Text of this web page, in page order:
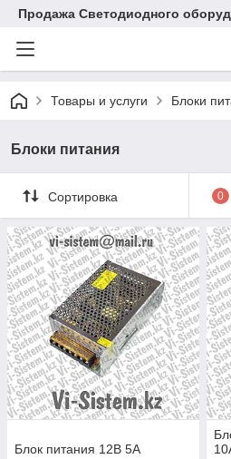
Продажа Светодиодного
Товары и услуги Блоки
Блоки питания
Сортировка 0
Блок питания 12В 5А